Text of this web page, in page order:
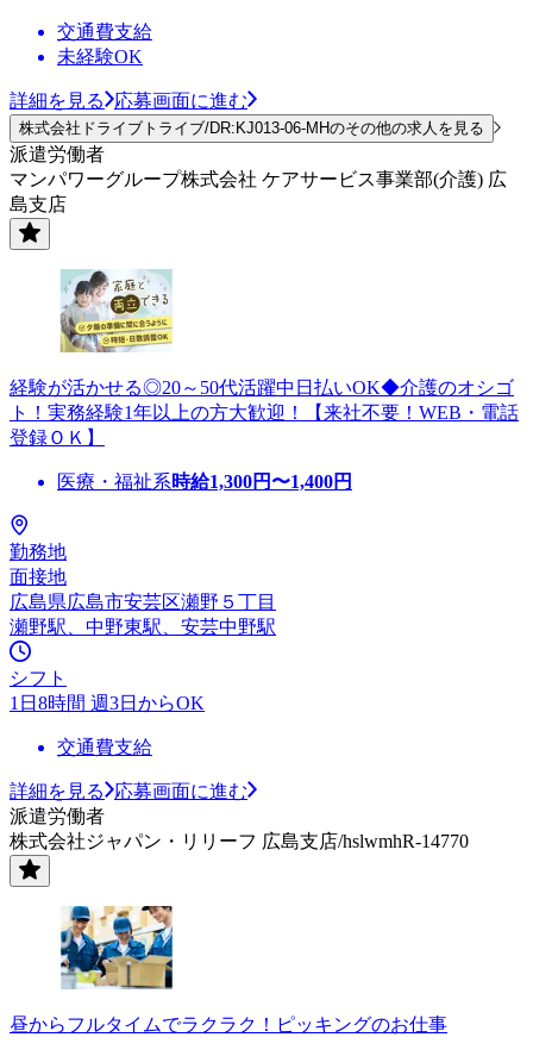
交通費支給
未経験OK
詳細を見る 応募画面に進む
株式会社ドライブトライブ/DR:KJ013-06-MHのその他の求人を見る
派遣労働者
マンパワーグループ株式会社 ケアサービス事業部(介護) 広
島支店
経験が活かせる◎20～50代活躍中日払いOK◆介護のオシゴ
ト！実務経験1年以上の方大歓迎！【来社不要！WEB・電話
登録ＯＫ】
医療・福祉系時給1,300円〜1,400円
勤務地
面接地
広島県広島市安芸区瀬野５丁目
瀬野駅、中野東駅、安芸中野駅
シフト
1日8時間 週3日からOK
交通費支給
詳細を見る
応募画面に進む
派遣労働者
株式会社ジャパン・リリーフ 広島支店/hslwmhR-14770
昼からフルタイムでラクラク！ピッキングのお仕事